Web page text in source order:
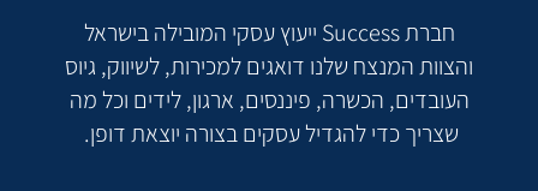
חברת Success ייעוץ עסקי המובילה בישראל
והצוות המנצח שלנו דואגים למכירות, לשיווק, גיוס
העובדים, הכשרה, פיננסים, ארגון, לידים וכל מה
שצריך כדי להגדיל עסקים בצורה יוצאת דופן.